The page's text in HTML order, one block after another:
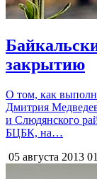
закрытию
О том, как
Дмитрия
и Слюдянского
БЦБК, на…
05 августа 2013